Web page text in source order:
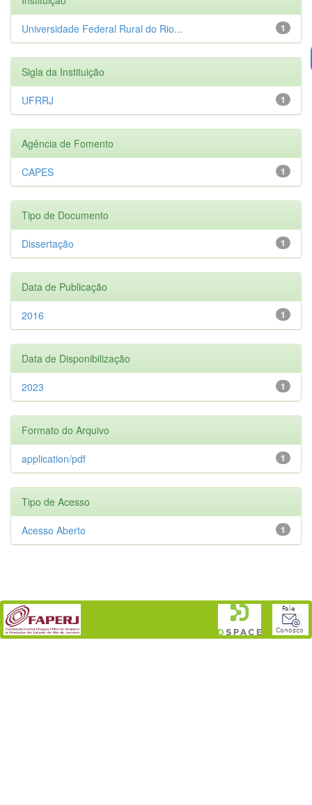
1
Universidade Federal Rural do Rio...
Sigla da Instituição
1
UFRRJ
Agência de Fomento
1
CAPES
Tipo de Documento
1
Dissertação
Data de Publicação
1
2016
Data de Disponibilização
1
2023
Formato do Arquivo
1
application/pdf
Tipo de Acesso
1
Acesso Aberto